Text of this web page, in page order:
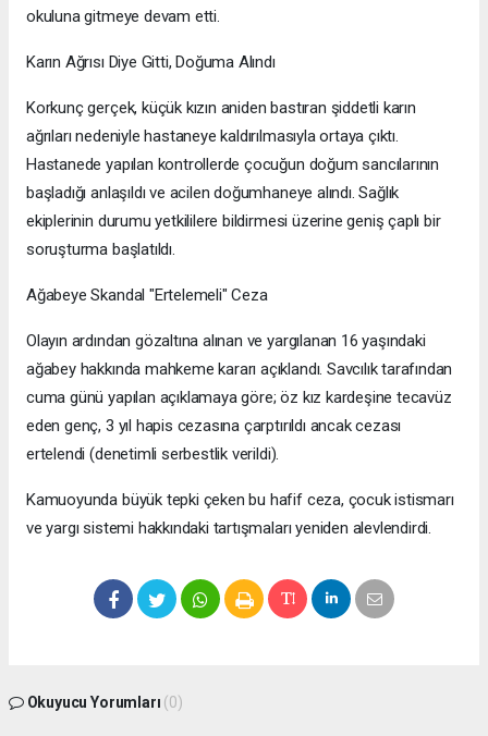
okuluna gitmeye devam etti.
Karın Ağrısı Diye Gitti, Doğuma Alındı
Korkunç gerçek, küçük kızın aniden bastıran şiddetli karın
ağrıları nedeniyle hastaneye kaldırılmasıyla ortaya çıktı.
Hastanede yapılan kontrollerde çocuğun doğum sancılarının
başladığı anlaşıldı ve acilen doğumhaneye alındı. Sağlık
ekiplerinin durumu yetkililere bildirmesi üzerine geniş çaplı bir
soruşturma başlatıldı.
Ağabeye Skandal "Ertelemeli" Ceza
Olayın ardından gözaltına alınan ve yargılanan 16 yaşındaki
ağabey hakkında mahkeme kararı açıklandı. Savcılık tarafından
cuma günü yapılan açıklamaya göre; öz kız kardeşine tecavüz
eden genç, 3 yıl hapis cezasına çarptırıldı ancak cezası
ertelendi (denetimli serbestlik verildi).
Kamuoyunda büyük tepki çeken bu hafif ceza, çocuk istismarı
ve yargı sistemi hakkındaki tartışmaları yeniden alevlendirdi.
Okuyucu Yorumları (0)